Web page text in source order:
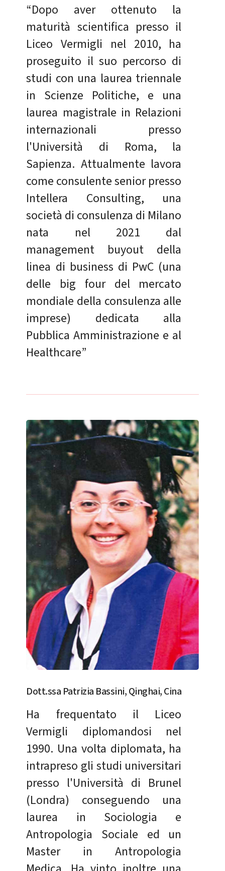
“Dopo aver ottenuto la
maturità scientifica presso il
Liceo Vermigli nel 2010, ha
proseguito il suo percorso di
studi con una laurea triennale
in Scienze Politiche, e una
laurea magistrale in Relazioni
internazionali presso
l'Università di Roma, la
Sapienza. Attualmente lavora
come consulente senior presso
Intellera Consulting, una
società di consulenza di Milano
nata nel 2021 dal
management buyout della
linea di business di PwC (una
delle big four del mercato
mondiale della consulenza alle
imprese) dedicata alla
Pubblica Amministrazione e al
Healthcare”
Dott.ssa Patrizia Bassini, Qinghai, Cina
Ha frequentato il Liceo
Vermigli diplomandosi nel
1990. Una volta diplomata, ha
intrapreso gli studi universitari
presso l'Università di Brunel
(Londra) conseguendo una
laurea in Sociologia e
Antropologia Sociale ed un
Master in Antropologia